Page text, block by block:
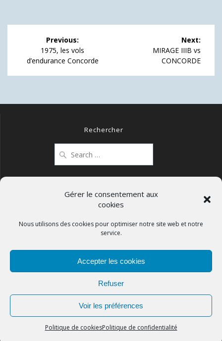
Gérer le consentement aux
cookies
Nous utilisons des cookies pour optimiser notre site web et notre
service.
Accepter les cookies
Refuser
Voir les préférences
Politique de cookiesPolitique de confidentialité
Navigation
l’article
Previous:
Previous
post:
1975, les vols
d’endurance Concorde
Next:
Next
post:
MIRAGE IIIB vs
CONCORDE
Rechercher
for:
Mentions légales
Politique de confidentialité
Politique de cookies (UE)
APCOS
© 2026